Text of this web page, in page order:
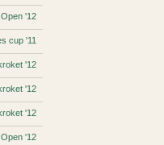
'12
cup '11
'12
'12
'12
'12